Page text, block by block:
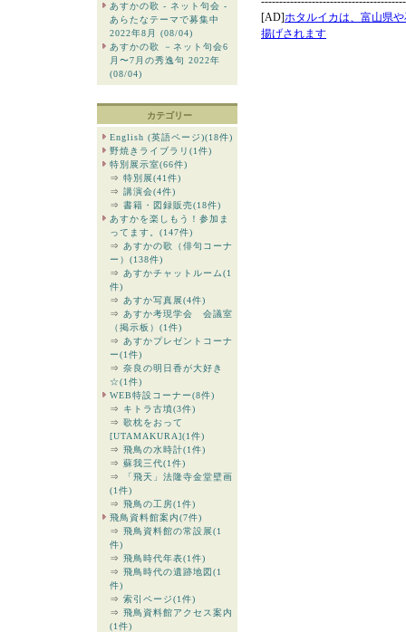
あすかの歌 - ネット句会 -
あらたなテーマで募集中
2022年8月 (08/04)
あすかの歌 －ネット句会6
月〜7月の秀逸句 2022年
(08/04)
カテゴリー
English (英語ページ)(18件)
野焼きライブラリ(1件)
特別展示室(66件)
⇒ 特別展(41件)
⇒ 講演会(4件)
⇒ 書籍・図録販売(18件)
あすかを楽しもう！参加ま
ってます。(147件)
⇒ あすかの歌（俳句コーナ
ー）(138件)
⇒ あすかチャットルーム(1
件)
⇒ あすか写真展(4件)
⇒ あすか考現学会 会議室
（掲示板）(1件)
⇒ あすかプレゼントコーナ
ー(1件)
⇒ 奈良の明日香が大好き
☆(1件)
WEB特設コーナー(8件)
⇒ キトラ古墳(3件)
⇒ 歌枕をおって
[UTAMAKURA](1件)
⇒ 飛鳥の水時計(1件)
⇒ 蘇我三代(1件)
⇒
「飛天」法隆寺金堂壁画
(1件)
⇒ 飛鳥の工房(1件)
飛鳥資料館案内(7件)
⇒ 飛鳥資料館の常設展(1
件)
⇒ 飛鳥時代年表(1件)
⇒ 飛鳥時代の遺跡地図(1
件)
⇒ 索引ページ(1件)
⇒ 飛鳥資料館アクセス案内
(1件)